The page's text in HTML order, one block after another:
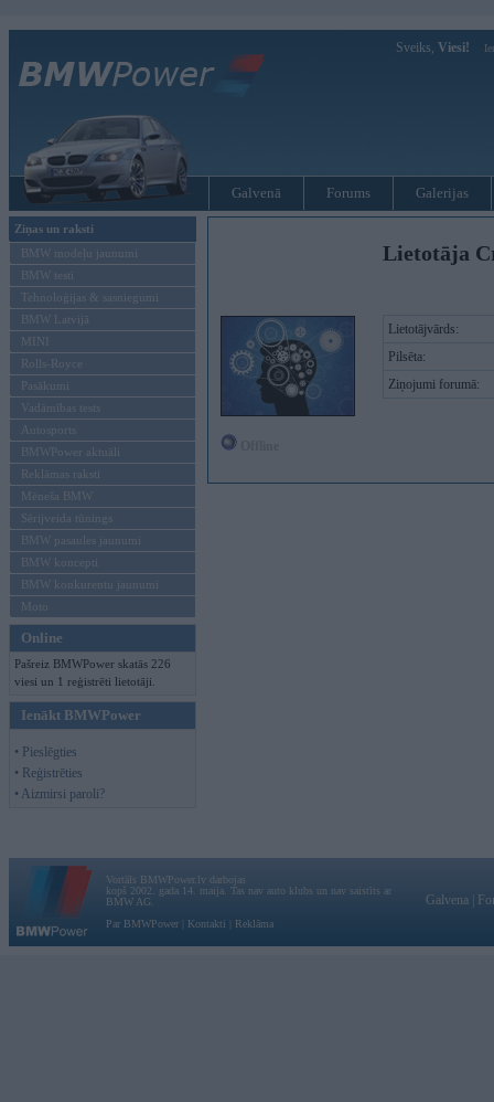
Sveiks, Viesi!
Galvenā Forums Galerijas
Ziņas un raksti
BMW modeļu jaunumi
BMW testi
Tehnoloģijas & sasniegumi
BMW Latvijā
MINI
Rolls-Royce
Pasākumi
Vadāmības tests
Autosports
BMWPower aktuāli
Reklāmas raksti
Mēneša BMW
Sērijveida tūnings
BMW pasaules jaunumi
BMW koncepti
BMW konkurentu jaunumi
Moto
Online
Pašreiz BMWPower skatās 226
viesi un 1 reģistrēti lietotāji.
Ienākt BMWPower
• Pieslēgties
• Reģistrēties
• Aizmirsi paroli?
Lietotāja
Lietotājvārds:
Pilsēta:
Ziņojumi forumā:
Vortāls BMWPower.lv darbojas
kopš 2002. gada 14. maija. Tas nav auto klubs un nav saistīts ar
BMW AG.
Par BMWPower
Kontakti Reklāma
Galvena